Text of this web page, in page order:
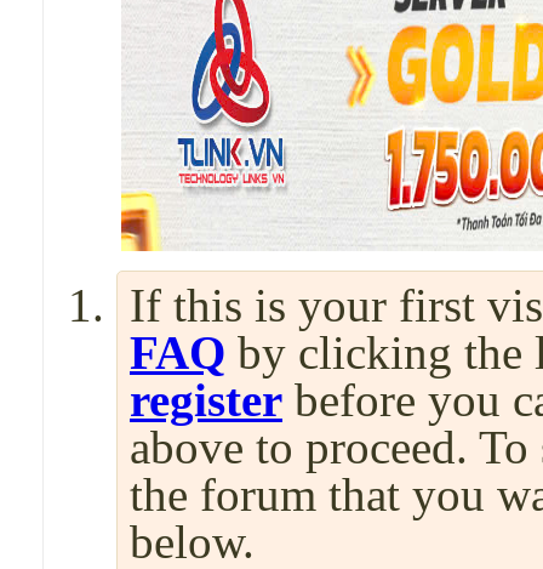
If this is your first
FAQ by clicking the
register before you
above to proceed.
the forum that you
below.